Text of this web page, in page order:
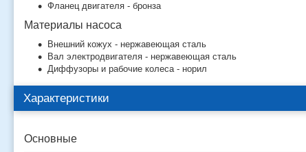
Фланец двигателя - бронза
Материалы насоса
Внешний кожух - нержавеющая сталь
Вал электродвигателя - нержавеющая сталь
Диффузоры и рабочие колеса - норил
Характеристики
Основные